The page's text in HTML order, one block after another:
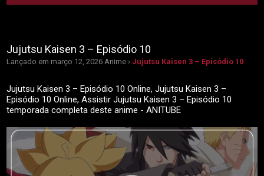
Jujutsu Kaisen 3 – Episódio 10
Lançado em março 12, 2026 Anime ›Jujutsu Kaisen 3 – Episódio 10
Jujutsu Kaisen 3 – Episódio 10 Online, Jujutsu Kaisen 3 –
Episódio 10 Online, Assistir Jujutsu Kaisen 3 – Episódio 10
temporada completa deste anime - ANITUBE